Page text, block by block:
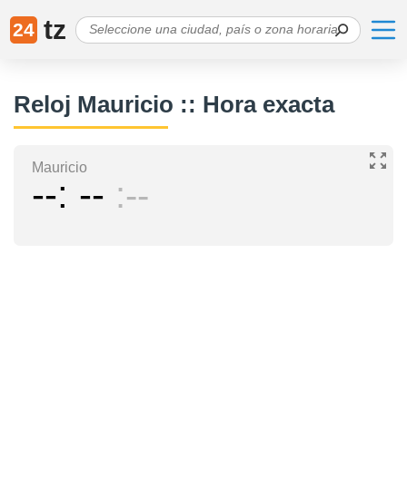
24 tz
Reloj Mauricio :: Hora exacta
Mauricio
-- -- --